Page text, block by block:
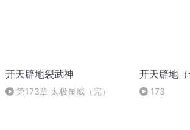
开天辟地裂武神
第173章 太极显威（完）
开天辟地（
173